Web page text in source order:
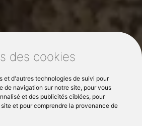
des cookies
et d'autres technologies de suivi pour
de navigation sur notre site, pour vous
et des publicités ciblées, pour
et pour comprendre la provenance de